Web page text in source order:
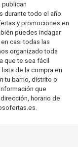
publican
durante todo el año.
y promociones en
puedes indagar
casi todas las
organizado toda
que te sea fácil
de la compra en
tu barrio, distrito o
que
horario de